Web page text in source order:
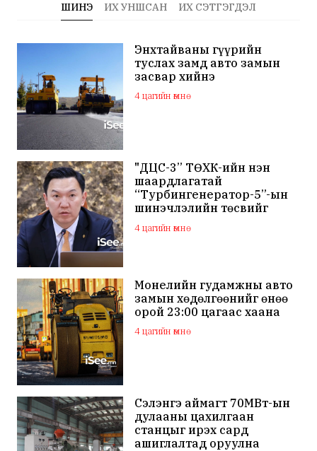
ШИНЭ ИХ УНШСАН ИХ СЭТГЭГДЭЛ
Энхтайваны гүүрийн
туслах замд авто замын
засвар хийнэ
4 цагийн өмнө
"ДЦС-3” ТӨХК-ийн нэн
шаардлагатай
“Турбингенератор-5”-ын
шинэчлэлийн төсвийг
шийдвэрлэхээр болов
4 цагийн өмнө
Монелийн гудамжны авто
замын хөдөлгөөнийг өнөө
орой 23:00 цагаас хаана
4 цагийн өмнө
Сэлэнгэ аймагт 70МВт-ын
дулааны цахилгаан
станцыг ирэх сард
ашиглалтад оруулна